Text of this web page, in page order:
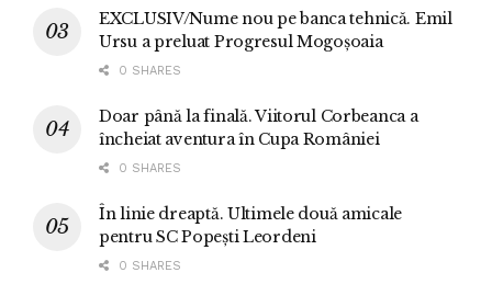
EXCLUSIV/Nume nou pe banca tehnică. Emil
Ursu a preluat Progresul Mogoșoaia
0 SHARES
Doar până la finală. Viitorul Corbeanca a
încheiat aventura în Cupa României
0 SHARES
În linie dreaptă. Ultimele două amicale
pentru SC Popești Leordeni
0 SHARES